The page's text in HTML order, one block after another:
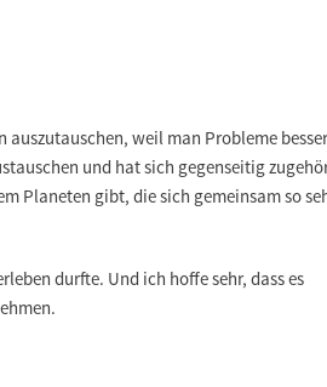
weil man Probleme besser
und hat sich gegenseitig
Planeten gibt, die sich gemeinsam so
durfte. Und ich hoffe sehr, dass es